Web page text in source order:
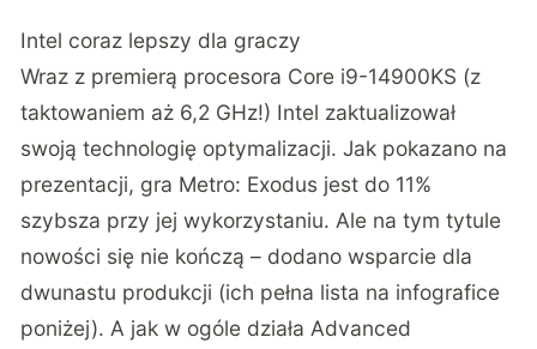
Intel coraz lepszy dla graczy
Wraz z premierą procesora Core i9-14900KS (z
taktowaniem aż 6,2 GHz!) Intel zaktualizował
swoją technologię optymalizacji. Jak pokazano na
prezentacji, gra Metro: Exodus jest do 11%
szybsza przy jej wykorzystaniu. Ale na tym tytule
nowości się nie kończą – dodano wsparcie dla
dwunastu produkcji (ich pełna lista na infografice
poniżej). A jak w ogóle działa Advanced